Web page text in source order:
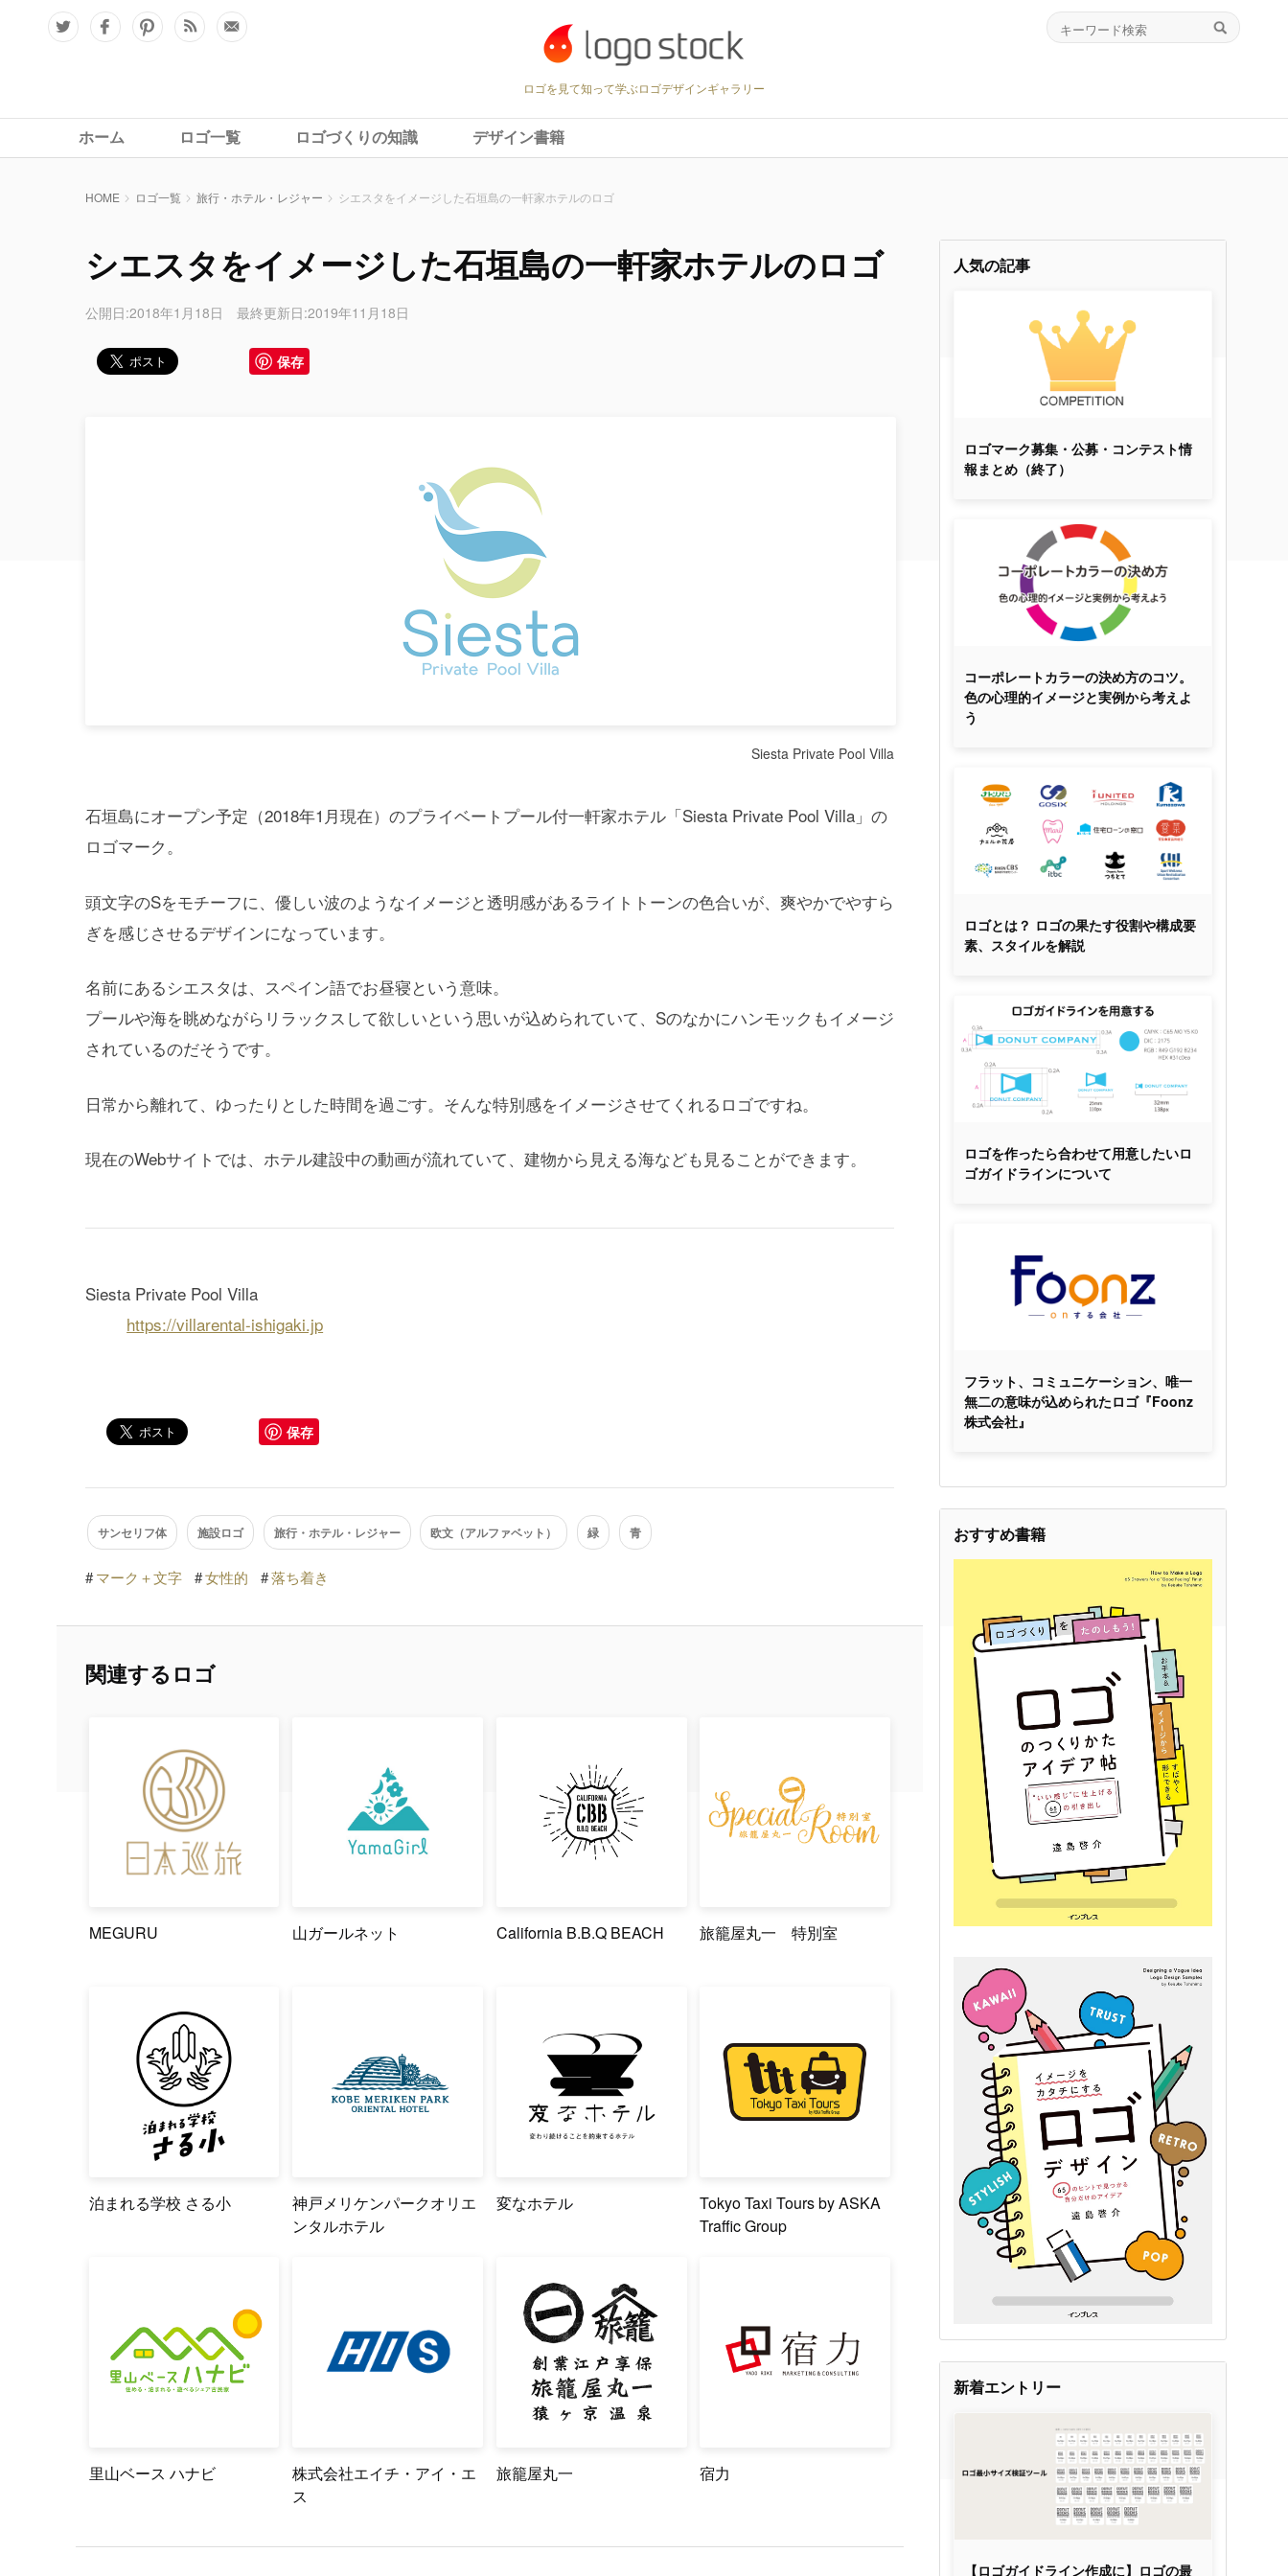
ロゴを見て知って学ぶロゴデザインギャラリー
ホーム ロゴ一覧 ロゴづくりの知識 デザイン書籍
HOME ロゴ一覧 旅行・ホテル・レジャー シエスタをイメージした石垣島の一軒家ホテルのロゴ
シエスタをイメージした石垣島の一軒家ホテルのロゴ
公開日:2018年1月18日 最終更新日:2019年11月18日
保存
Siesta Private Pool Villa
石垣島にオープン予定（2018年1月現在）のプライベートプール付一軒家ホテル「Siesta Private Pool Villa」の
ロゴマーク。
頭文字のSをモチーフに、優しい波のようなイメージと透明感があるライトトーンの色合いが、爽やかでやすら
ぎを感じさせるデザインになっています。
名前にあるシエスタは、スペイン語でお昼寝という意味。
プールや海を眺めながらリラックスして欲しいという思いが込められていて、Sのなかにハンモックもイメージ
されているのだそうです。
日常から離れて、ゆったりとした時間を過ごす。そんな特別感をイメージさせてくれるロゴですね。
現在のWebサイトでは、ホテル建設中の動画が流れていて、建物から見える海なども見ることができます。
Siesta Private Pool Villa
https://villarental-ishigaki.jp
保存
サンセリフ体 施設ロゴ 旅行・ホテル・レジャー 欧文（アルファベット） 緑 青
# マーク＋文字 #女性的 #落ち着き
関連するロゴ
MEGURU 山ガールネット California B.B.Q BEACH 旅籠屋丸一 特別室
泊まれる学校 さる小
神戸メリケンパークオリエ
ンタルホテル
変なホテル
Tokyo Taxi Tours by ASKA
Traffic Group
里山ベース ハナビ
株式会社エイチ・アイ・エ
ス
旅籠屋丸一 宿力
人気の記事
ロゴマーク募集・公募・コンテスト情
報まとめ（終了）
コーポレートカラーの決め方のコツ。
色の心理的イメージと実例から考えよ
う
ロゴとは？ ロゴの果たす役割や構成要
素、スタイルを解説
ロゴを作ったら合わせて用意したいロ
ゴガイドラインについて
フラット、コミュニケーション、唯一
無二の意味が込められたロゴ『Foonz
株式会社』
おすすめ書籍
新着エントリー
【ロゴガイドライン作成に】ロゴの最